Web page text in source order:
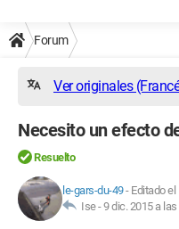
Forum
Ver originales
Necesito un efecto
Resuelto
le-gars-du-49- Editado
Ise -9 dic. 2015 a las